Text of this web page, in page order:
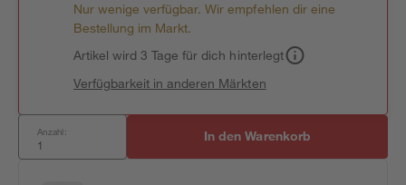
Nur wenige verfügbar. Wir empfehlen dir eine
Bestellung im Markt.
Artikel wird 3 Tage für dich hinterlegt
Verfügbarkeit in anderen Märkten
Anzahl: In den Warenkorb